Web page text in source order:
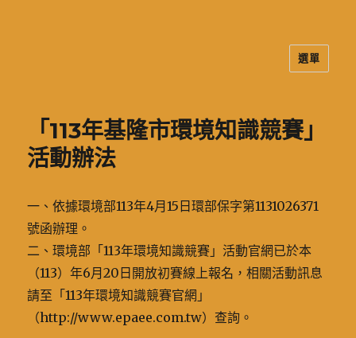
選單
「113年基隆市環境知識競賽」
活動辦法
一、依據環境部113年4月15日環部保字第1131026371
號函辦理。
二、環境部「113年環境知識競賽」活動官網已於本
（113）年6月20日開放初賽線上報名，相關活動訊息
請至「113年環境知識競賽官網」
（http://www.epaee.com.tw）查詢。